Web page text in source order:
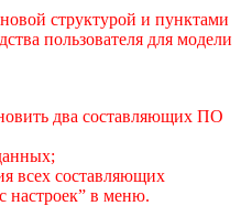
структурой и пунктами
пользователя для модели
два составляющих ПО
всех составляющих
настроек” в меню.